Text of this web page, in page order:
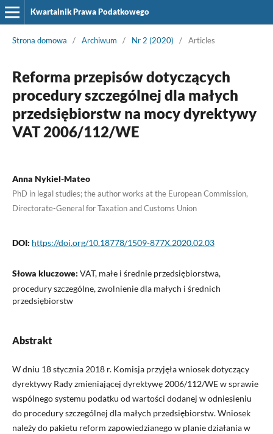
Kwartalnik Prawa Podatkowego
Strona domowa / Archiwum / Nr 2 (2020) / Articles
Reforma przepisów dotyczących
procedury szczególnej dla małych
przedsiębiorstw na mocy dyrektywy
VAT 2006/112/WE
Anna Nykiel-Mateo
PhD in legal studies; the author works at the European Commission,
Directorate-General for Taxation and Customs Union
DOI: https://doi.org/10.18778/1509-877X.2020.02.03
Słowa kluczowe: VAT, małe i średnie przedsiębiorstwa,
procedury szczególne, zwolnienie dla małych i średnich
przedsiębiorstw
Abstrakt
W dniu 18 stycznia 2018 r. Komisja przyjęła wniosek dotyczący
dyrektywy Rady zmieniającej dyrektywę 2006/112/WE w sprawie
wspólnego systemu podatku od wartości dodanej w odniesieniu
do procedury szczególnej dla małych przedsiębiorstw. Wniosek
należy do pakietu reform zapowiedzianego w planie działania w